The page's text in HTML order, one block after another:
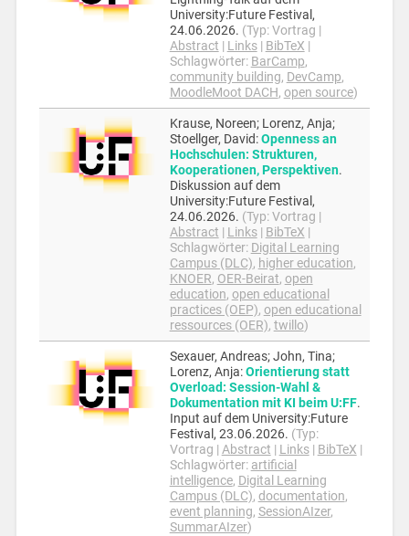
University:Future Festival,
24.06.2026. (Typ:Vortrag |
Abstract | Links| BibTeX |
Schlagwörter: BarCamp,
community building, DevCamp,
MoodleMoot DACH, open source)
Krause, Noreen; Lorenz, Anja;
Stoellger, David:Openness an
Hochschulen: Strukturen,
Kooperationen, Perspektiven.
Diskussion auf dem
University:Future Festival,
24.06.2026. (Typ:Vortrag |
Abstract | Links| BibTeX |
Schlagwörter: Digital Learning
Campus (DLC), higher education,
KNOER, OER-Beirat, open
education, open educational
practices (OEP), open educational
ressources (OER), twillo)
Sexauer, Andreas; John, Tina;
Lorenz, Anja:Orientierung statt
Overload: Session-Wahl &
Dokumentation mit KI beim U:FF.
Input auf dem University:Future
Festival, 23.06.2026. (Typ:
Vortrag | Abstract | Links| BibTeX |
Schlagwörter: artificial
intelligence, Digital Learning
Campus (DLC), documentation,
event planning, SessionAIzer,
SummarAIzer)